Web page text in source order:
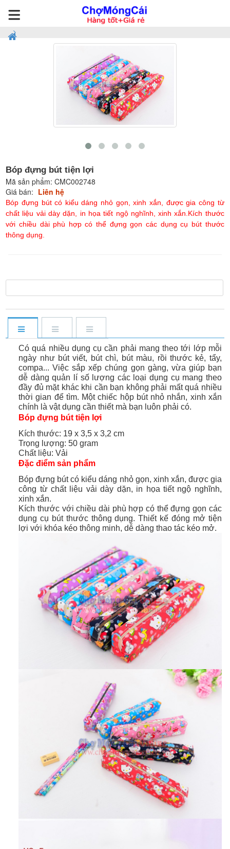
Bóp đựng bút tiện lợi
Mã sản phẩm:CMC002748
Giá bán: Liên hệ
Bóp đựng bút có kiểu dáng nhỏ gọn, xinh xắn, được gia công từ
chất liệu vải dày dặn, in họa tiết ngộ nghĩnh, xinh xắn.Kích thước
với chiều dài phù hợp có thể đựng gọn các dụng cụ bút thước
thông dụng.
Có quá nhiều dụng cụ cần phải mang theo tới lớp mỗi
ngày như bút viết, bút chì, bút màu, rồi thước kẻ, tẩy,
compa... Việc sắp xếp chúng gọn gàng, vừa giúp bạn
dễ dàng quản lí số lượng các loại dụng cụ mang theo
đầy đủ mặt khác khi cần bạn không phải mất quá nhiều
thời gian để tìm. Một chiếc hộp bút nhỏ nhắn, xinh xắn
chính là vật dụng cần thiết mà bạn luôn phải có.
Bóp đựng bút tiện lợi
Kích thước: 19 x 3,5 x 3,2 cm
Trọng lượng: 50 gram
Chất liệu: Vải
Đặc điểm sản phẩm
Bóp đựng bút có kiểu dáng nhỏ gọn, xinh xắn, được gia
công từ chất liệu vải dày dặn, in họa tiết ngộ nghĩnh,
xinh xắn.
Kích thước với chiều dài phù hợp có thể đựng gọn các
dụng cụ bút thước thông dụng. Thiết kế đóng mở tiện
lợi với khóa kéo thông minh, dễ dàng thao tác kéo mở.